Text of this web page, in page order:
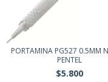
PORTAMINA PG527 0.5MM
PENTEL
$5.800